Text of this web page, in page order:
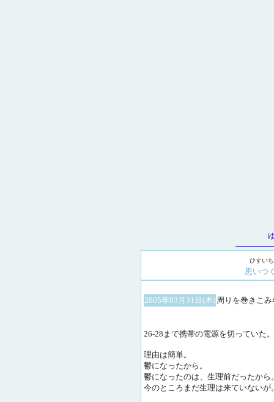
ひすい
思いつ
2005年03月31日(木) 周りを巻きこ
26-28まで携帯の電源を切っていた。
理由は簡単。
鬱になったから。
鬱になったのは、生理前だったから
今のところまだ生理は来ていないが